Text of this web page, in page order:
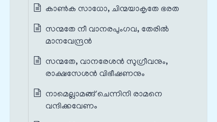
കാൺക സാധോ, ചിന്മയാകൃതേ ഭരത
സന്മതേ നീ വാനരപുംഗവ, തേരിൽ
മാനവേന്ദ്രൻ
സന്മതേ, വാനരേശൻ സുഗ്രീവനും,
രാക്ഷസേശൻ വിഭീഷണനും
നാമെല്ലാമങ്ങ് ചെന്നിനി രാമനെ
വന്ദിക്കവേണം